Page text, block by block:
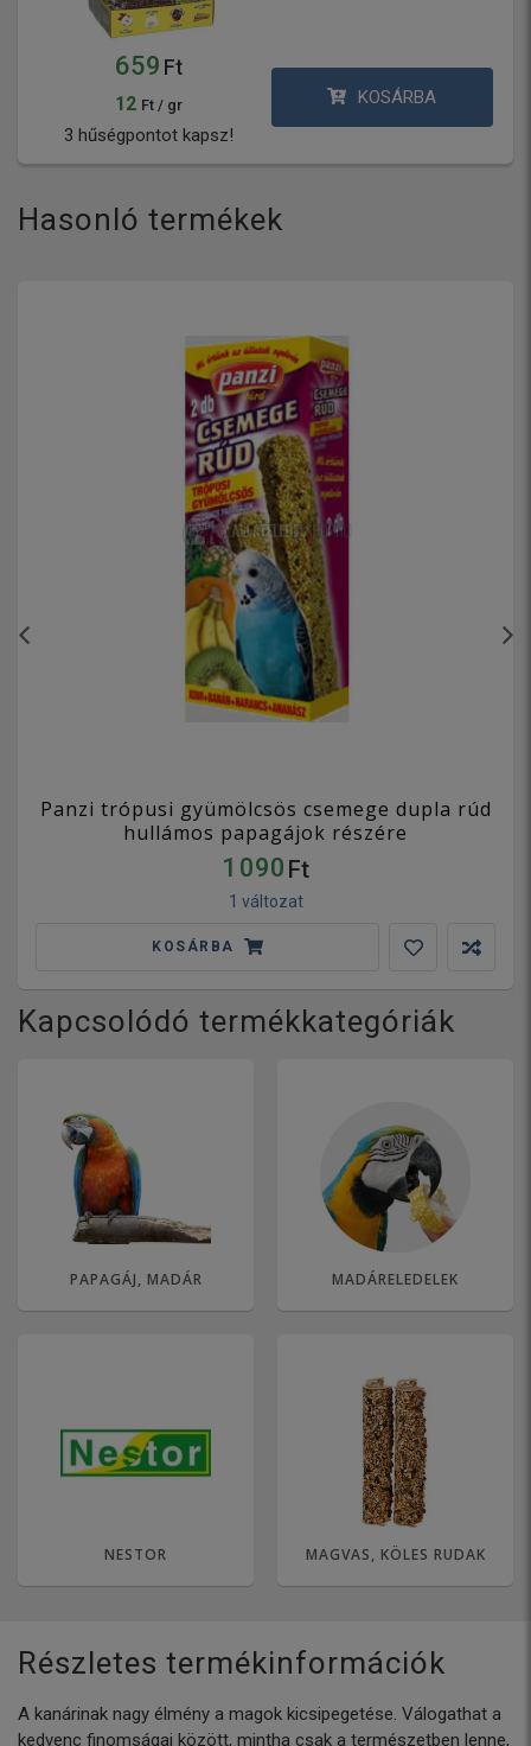
659 Ft
12 Ft / gr
3 hűségpontot kapsz!
KOSÁRBA
Hasonló termékek
Panzi trópusi gyümölcsös csemege dupla rúd
hullámos papagájok részére
1 090 Ft
1 változat
KOSÁRBA
Kapcsolódó termékkategóriák
PAPAGÁJ, MADÁR MADÁRELEDELEK
NESTOR MAGVAS, KÖLES RUDAK
Részletes termékinformációk
A kanárinak nagy élmény a magok kicsipegetése. Válogathat a
kedvenc finomságai között, mintha csak a természetben lenne,